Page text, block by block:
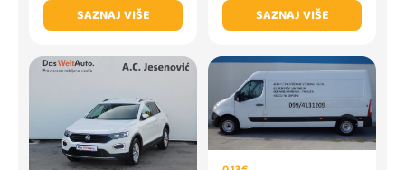
SAZNAJ VIŠE
SAZNAJ VIŠE